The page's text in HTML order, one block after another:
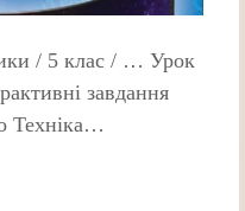
/ 5 клас / … Урок
завдання
Техніка…